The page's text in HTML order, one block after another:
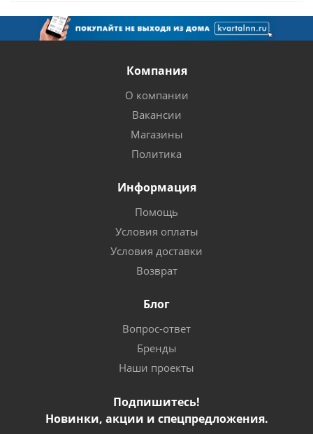
Компания
О компании
Вакансии
Магазины
Политика
Информация
Помощь
Условия оплаты
Условия доставки
Возврат
Блог
Вопрос-ответ
Бренды
Наши проекты
Подпишитесь!
Новинки, акции и спецпредложения.